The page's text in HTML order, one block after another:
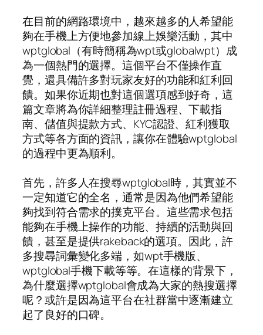
在目前的網路環境中，越來越多的人希望能
夠在手機上方便地參加線上娛樂活動，其中
wptglobal（有時簡稱為wpt或globalwpt）成
為一個熱門的選擇。這個平台不僅操作直
覺，還具備許多對玩家友好的功能和紅利回
饋。如果你近期也對這個選項感到好奇，這
篇文章將為你詳細整理註冊過程、下載指
南、儲值與提款方式、KYC認證、紅利獲取
方式等各方面的資訊，讓你在體驗wptglobal
的過程中更為順利。
首先，許多人在搜尋wptglobal時，其實並不
一定知道它的全名，通常是因為他們希望能
夠找到符合需求的撲克平台。這些需求包括
能夠在手機上操作的功能、持續的活動與回
饋，甚至是提供rakeback的選項。因此，許
多搜尋詞彙變化多端，如wpt手機版、
wptglobal手機下載等等。在這樣的背景下，
為什麼選擇wptglobal會成為大家的熱搜選擇
呢？或許是因為這平台在社群當中逐漸建立
起了良好的口碑。